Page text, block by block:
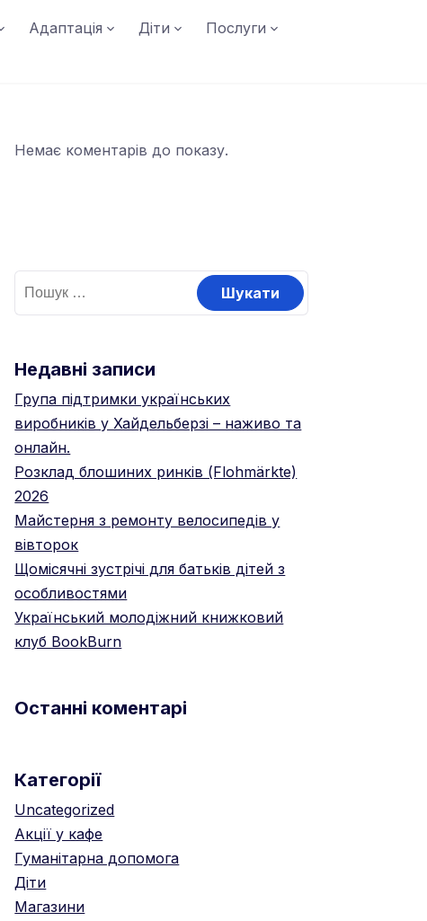
Адаптація Діти
Послуги
Немає коментарів до показу.
Недавні записи
Група підтримки українських
виробників у Хайдельберзі – наживо та
онлайн.
Розклад блошиних ринків (Flohmärkte)
2026
Майстерня з ремонту велосипедів у
вівторок
Щомісячні зустрічі для батьків дітей з
особливостями
Український молодіжний книжковий
клуб BookBurn
Останні коментарі
Категорії
Uncategorized
Акції у кафе
Гуманітарна допомога
Діти
Магазини